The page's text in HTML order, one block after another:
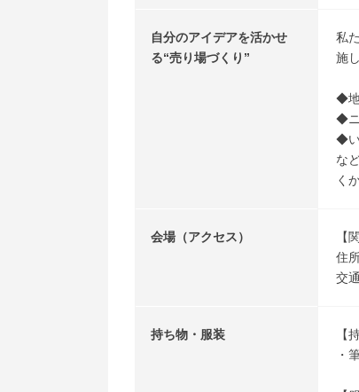
自分のアイデアを活かせ
る“売り場づくり”
私
施
◆地
◆ニ
◆
な
く
会場（アクセス）
【
住
交
持ち物・服装
【
・